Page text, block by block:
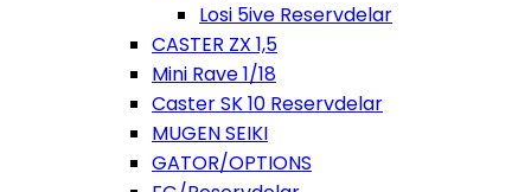
Losi 5ive Reservdelar
CASTER ZX 1,5
Mini Rave 1/18
Caster SK 10 Reservdelar
MUGEN SEIKI
GATOR/OPTIONS